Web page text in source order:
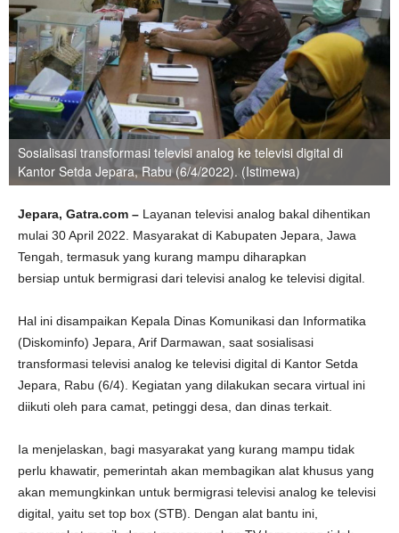
Sosialisasi transformasi televisi analog ke televisi digital di
Kantor Setda Jepara, Rabu (6/4/2022). (Istimewa)
Jepara, Gatra.com – Layanan televisi analog bakal dihentikan
mulai 30 April 2022. Masyarakat di Kabupaten Jepara, Jawa
Tengah, termasuk yang kurang mampu diharapkan
bersiap untuk bermigrasi dari televisi analog ke televisi digital.
Hal ini disampaikan Kepala Dinas Komunikasi dan Informatika
(Diskominfo) Jepara, Arif Darmawan, saat sosialisasi
transformasi televisi analog ke televisi digital di Kantor Setda
Jepara, Rabu (6/4). Kegiatan yang dilakukan secara virtual ini
diikuti oleh para camat, petinggi desa, dan dinas terkait.
Ia menjelaskan, bagi masyarakat yang kurang mampu tidak
perlu khawatir, pemerintah akan membagikan alat khusus yang
akan memungkinkan untuk bermigrasi televisi analog ke televisi
digital, yaitu set top box (STB). Dengan alat bantu ini,